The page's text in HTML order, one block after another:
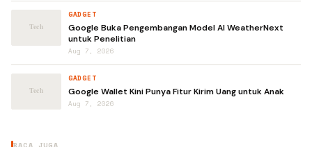
GADGET
Google Buka Pengembangan Model AI WeatherNext
untuk Penelitian
Aug 7, 2026
GADGET
Google Wallet Kini Punya Fitur Kirim Uang untuk Anak
Aug 7, 2026